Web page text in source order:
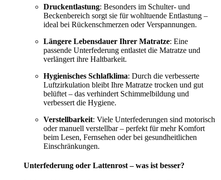
Druckentlastung: Besonders im Schulter- und
Beckenbereich sorgt sie für wohltuende Entlastung –
ideal bei Rückenschmerzen oder Verspannungen.
Längere Lebensdauer Ihrer Matratze: Eine
passende Unterfederung entlastet die Matratze und
verlängert ihre Haltbarkeit.
Hygienisches Schlafklima: Durch die verbesserte
Luftzirkulation bleibt Ihre Matratze trocken und gut
belüftet – das verhindert Schimmelbildung und
verbessert die Hygiene.
Verstellbarkeit: Viele Unterfederungen sind motorisch
oder manuell verstellbar – perfekt für mehr Komfort
beim Lesen, Fernsehen oder bei gesundheitlichen
Einschränkungen.
Unterfederung oder Lattenrost – was ist besser?